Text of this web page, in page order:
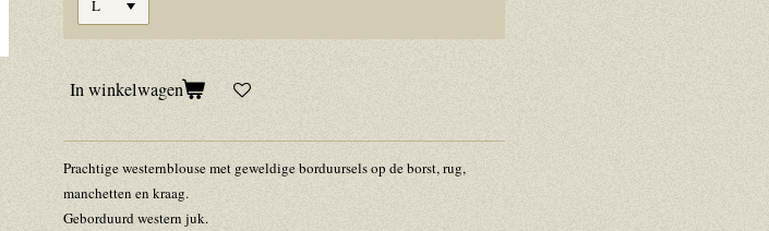
In winkelwagen
Prachtige westernblouse met geweldige borduursels op de borst, rug,
manchetten en kraag.
Geborduurd western juk.